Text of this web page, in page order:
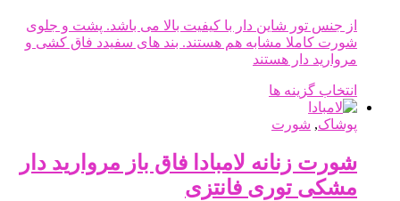
از جنس تور شاین دار با کیفیت بالا می باشد. پشت و جلوی
شورت کاملا مشابه هم هستند. بند های سفیدد فاق کشی و
مروارید دار هستند
انتخاب گزینه ها
مختلفی
می
باشد.
پوشاک, شورت
شورت زنانه لامبادا فاق باز مروارید دار
مشکی توری فانتزی